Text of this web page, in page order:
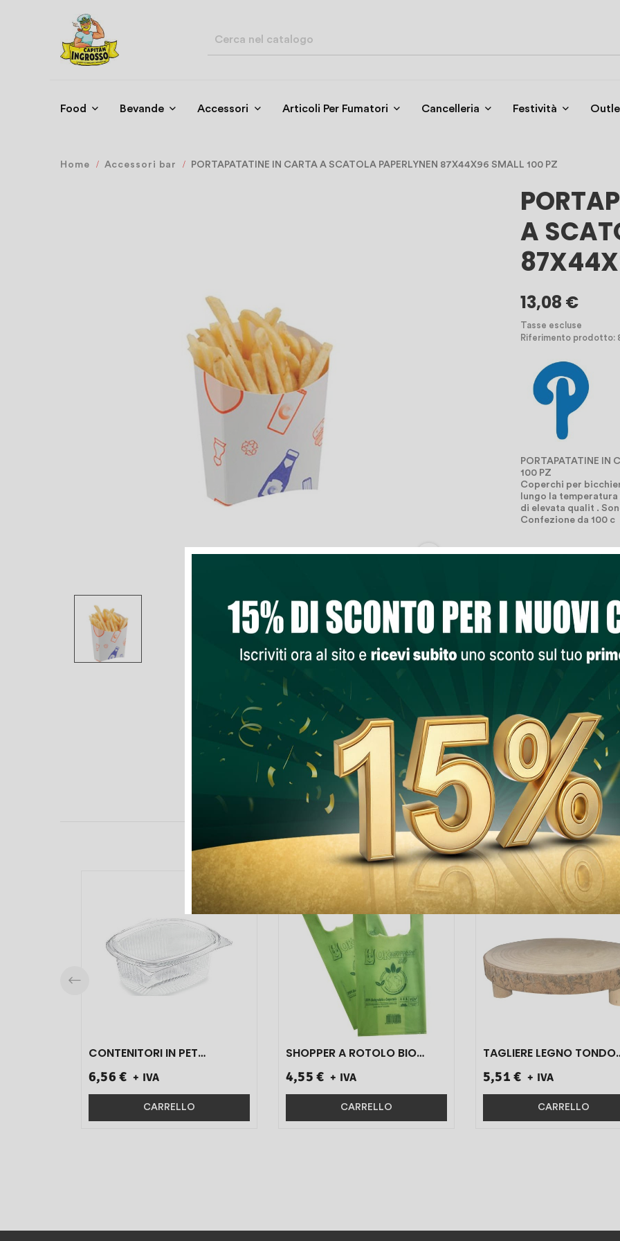
Food Bevande Accessori Articoli Per Fumatori Cancelleria Festività
Home Accessori bar PORTAPATATINE IN CARTA A SCATOLA PAPERLYNEN 87X44X96 SMALL 100 PZ

A
13,08 €
Tasse escluse
Riferimento prodotto:
PORTAPATATINE IN
100 PZ
Coperchi per
lungo la
di elevata qualit .
Confezione da 100 c
Aggiungi Al
PRODOTTI NELLA STESSA CATEGORIA
CONTENITORI IN PET
ART.G1-375 50 PZ}
6,56 € + IVA
CARRELLO
SHOPPER A ROTOLO BIO
4,55 € + IVA
CARRELLO
TAGLIERE LEGNO TONDO
5,51 € + IVA
CARRELLO